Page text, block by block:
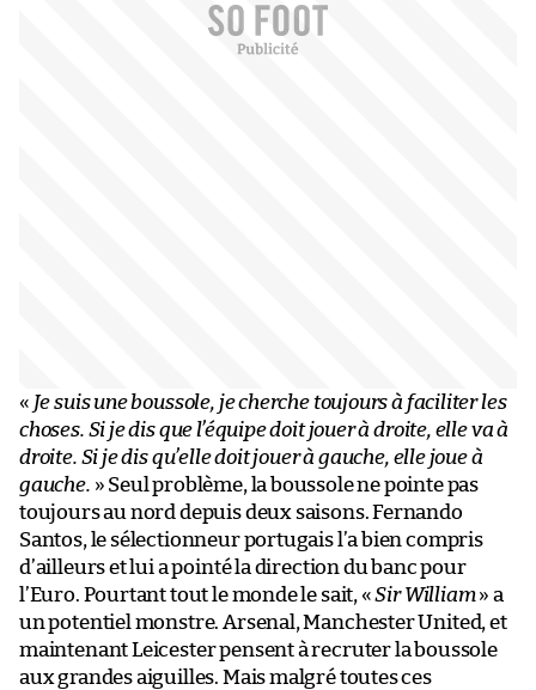
« Je suis une boussole, je cherche toujours à faciliter les
choses. Si je dis que l’équipe doit jouer à droite, elle va à
droite. Si je dis qu’elle doit jouer à gauche, elle joue à
gauche. » Seul problème, la boussole ne pointe pas
toujours au nord depuis deux saisons. Fernando
Santos, le sélectionneur portugais l’a bien compris
d’ailleurs et lui a pointé la direction du banc pour
l’Euro. Pourtant tout le monde le sait, «Sir William» a
un potentiel monstre. Arsenal, Manchester United, et
maintenant Leicester pensent à recruter la boussole
aux grandes aiguilles. Mais malgré toutes ces